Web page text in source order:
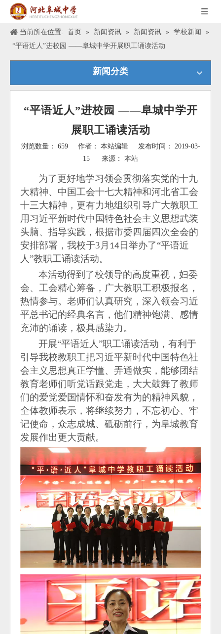
当前所在位置: 首页 » 新闻资讯 » 新闻资讯 » 学校新闻
»
“平语近人”进校园 ——阜城中学开展职工诵读活动
新闻分类
“平语近人”进校园 ——阜城中学开
展职工诵读活动
浏览数量： 659作者： 本站编辑 发布时间： 2019-03-
15 来源： 本站
["wechat","weibo","qzone","douban","email"]
为了更好地学习领会贯彻落实党的十九
大精神、中国工会十七大精神和河北省工会
十三大精神，更有力地组织引导广大教职工
用习近平新时代中国特色社会主义思想武装
头脑、指导实践，根据市委四届四次全会的
安排部署，我校于3 月 14 日举办了“平语近
人”教职工诵读活动。
本活动得到了校领导的高度重视，妇委
会、工会精心筹备，广大教职工积极报名，
热情参与。老师们认真研究，深入领会习近
平总书记的经典名言，他们精神饱满、感情
充沛的诵读，极具感染力。
开展“平语近人”职工诵读活动，有利于
引导我校教职工把习近平新时代中国特色社
会主义思想真正学懂、弄通做实，能够团结
教育老师们听党话跟党走，大大鼓舞了教师
们的爱党爱国情怀和奋发有为的精神风貌，
全体教师表示，将继续努力，不忘初心、牢
记使命，众志成城、砥砺前行，为阜城教育
发展作出更大贡献。